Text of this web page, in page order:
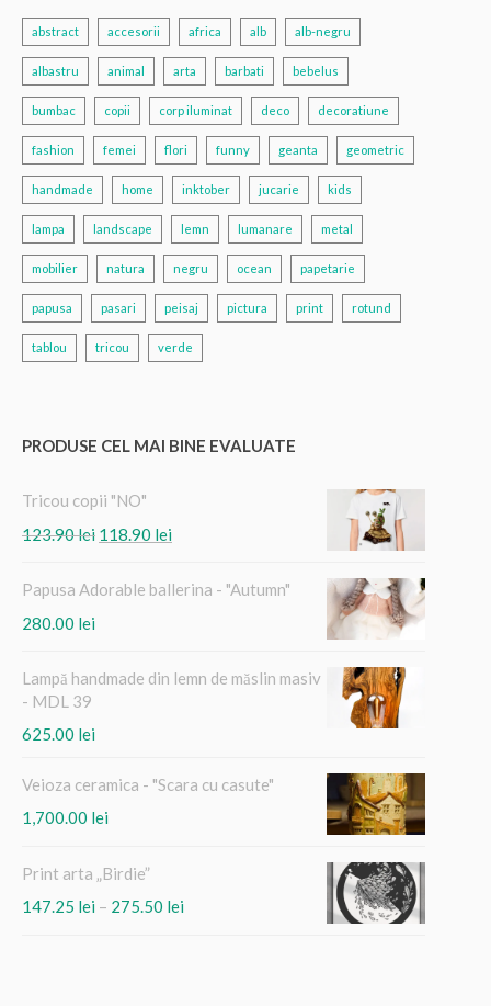
abstract accesorii africa alb alb-negru
albastru animal arta barbati bebelus
bumbac copii corp iluminat deco decoratiune
fashion femei flori funny geanta geometric
handmade home inktober jucarie kids
lampa landscape lemn lumanare metal
mobilier natura negru ocean papetarie
papusa pasari peisaj pictura print rotund
tablou tricou verde
PRODUSE CEL MAI BINE EVALUATE
Tricou copii "NO"
123.90lei Prețul
fost:
118.90 leiPrețul
este:
118.90 lei.
Papusa Adorable ballerina - "Autumn"
280.00 lei
Lampă handmade din lemn de măslin masiv
- MDL 39
625.00 lei
Veioza ceramica - "Scara cu casute"
1,700.00 lei
Print arta „Birdie”
147.25 lei – 275.50 leiInterval